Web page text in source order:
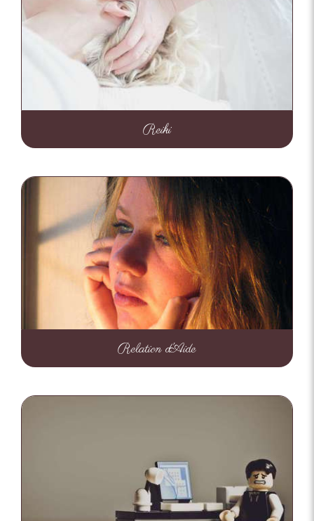
Reiki
Relation d'Aide